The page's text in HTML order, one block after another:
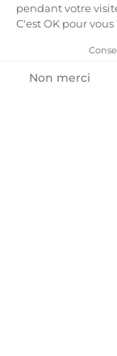
Ajouter au
pendant votre
C'est OK pour vous
Non merci